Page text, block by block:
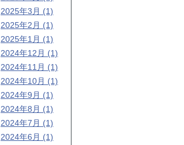
2025年3月 (1)
2025年2月 (1)
2025年1月 (1)
2024年12月 (1)
2024年11月 (1)
2024年10月 (1)
2024年9月 (1)
2024年8月 (1)
2024年7月 (1)
2024年6月 (1)